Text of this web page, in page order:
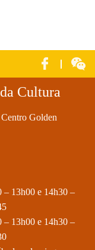
Cultura
Golden
– 13h00 e 14h30 –
– 13h00 e 14h30 –